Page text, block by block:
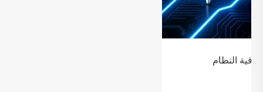
اختراق تتابع الجهد العالي